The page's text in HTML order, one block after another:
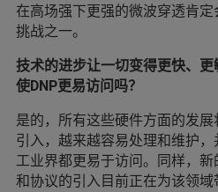
在高场强下更强的微波穿透肯
挑战之一。
技术的进步让一切变得更快、
使DNP更易访问吗？
是的，所有这些硬件方面的发
引入，越来越容易处理和维护
工业界都更易于访问。同样，
和协议的引入目前正在为该领域